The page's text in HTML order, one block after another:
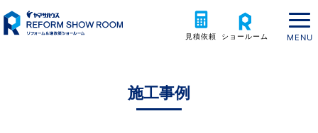
見積依頼 ショールーム
施工事例